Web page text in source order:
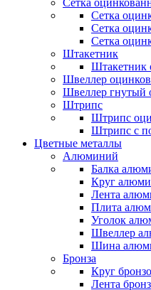
Сетка
Сетка
Сетка
Сетка
Штакетник
Штакетник
Швеллер
Швеллер гнутый
Штрипс
Штрипс
Штрипс с
Цветные металлы
Алюминий
Балка
Круг
Лента
Плита
Уголок
Швеллер
Шина
Бронза
Круг
Лента